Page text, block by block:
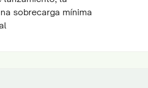
sobrecarga mínima